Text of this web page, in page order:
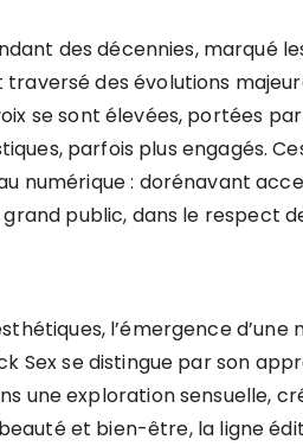
des décennies, marqué
traversé des évolutions
se sont élevées, portées
parfois plus engagés.
numérique : dorénavant
public, dans le respect
l’émergence d’une
Sex se distingue par son
une exploration sensuelle,
et bien-être, la ligne